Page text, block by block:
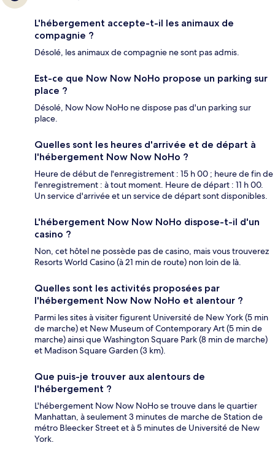
L'hébergement accepte-t-il les animaux de
compagnie ?
Désolé, les animaux de compagnie ne sont pas admis.
Est-ce que Now Now NoHo propose un parking sur
place ?
Désolé, Now Now NoHo ne dispose pas d'un parking sur
place.
Quelles sont les heures d'arrivée et de départ à
l'hébergement Now Now NoHo ?
Heure de début de l'enregistrement : 15 h 00 ; heure de fin de
l'enregistrement : à tout moment. Heure de départ : 11 h 00.
Un service d'arrivée et un service de départ sont disponibles.
L'hébergement Now Now NoHo dispose-t-il d'un
casino ?
Non, cet hôtel ne possède pas de casino, mais vous trouverez
Resorts World Casino (à 21 min de route) non loin de là.
Quelles sont les activités proposées par
l'hébergement Now Now NoHo et alentour ?
Parmi les sites à visiter figurent Université de New York (5 min
de marche) et New Museum of Contemporary Art (5 min de
marche) ainsi que Washington Square Park (8 min de marche)
et Madison Square Garden (3 km).
Que puis-je trouver aux alentours de
l'hébergement ?
L'hébergement Now Now NoHo se trouve dans le quartier
Manhattan, à seulement 3 minutes de marche de Station de
métro Bleecker Street et à 5 minutes de Université de New
York.